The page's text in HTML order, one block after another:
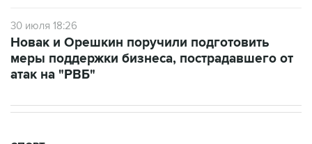
меры поддержки бизнеса, пострадавшего от
атак на "РВБ"